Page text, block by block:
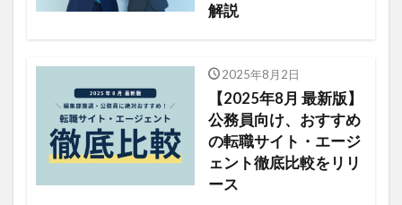
解説
2025年8月2日
【2025年8月 最新版】
公務員向け、おすすめ
の転職サイト・エージ
ェント徹底比較をリリ
ース